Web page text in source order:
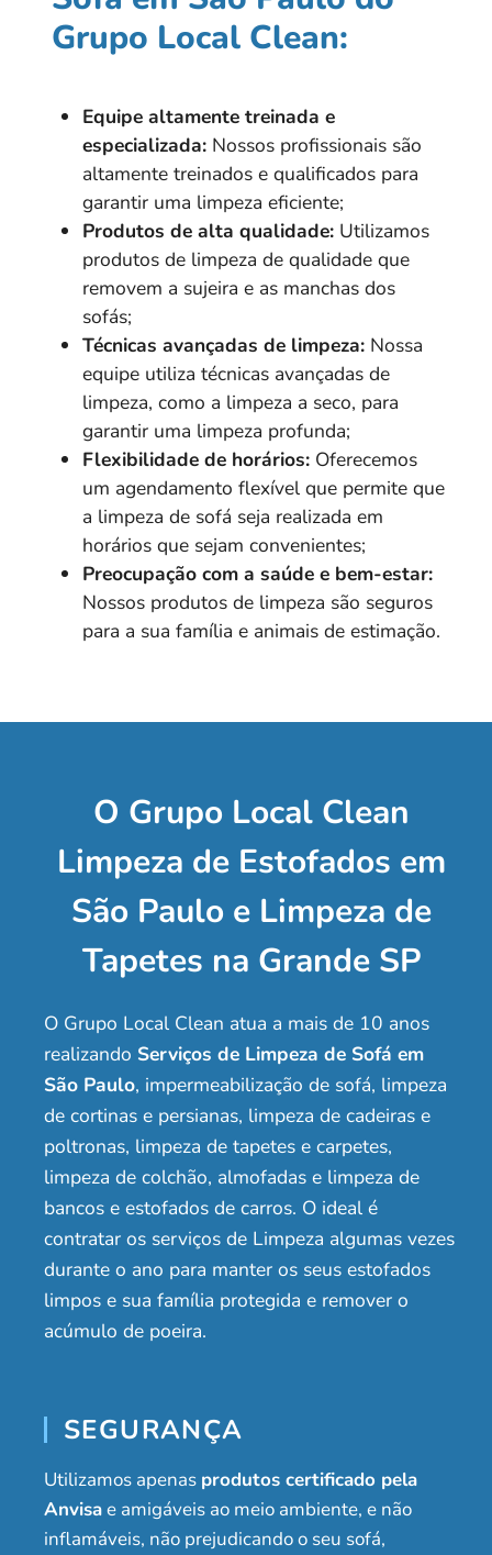
Grupo Local Clean:
Equipe altamente treinada e
especializada: Nossos profissionais são
altamente treinados e qualificados para
garantir uma limpeza eficiente;
Produtos de alta qualidade: Utilizamos
produtos de limpeza de qualidade que
removem a sujeira e as manchas dos
sofás;
Técnicas avançadas de limpeza: Nossa
equipe utiliza técnicas avançadas de
limpeza, como a limpeza a seco, para
garantir uma limpeza profunda;
Flexibilidade de horários: Oferecemos
um agendamento flexível que permite que
a limpeza de sofá seja realizada em
horários que sejam convenientes;
Preocupação com a saúde e bem-estar:
Nossos produtos de limpeza são seguros
para a sua família e animais de estimação.
O Grupo Local Clean
Limpeza de Estofados em
São Paulo e Limpeza de
Tapetes na Grande SP
O Grupo Local Clean atua a mais de 10 anos
realizando Serviços de Limpeza de Sofá em
São Paulo, impermeabilização de sofá, limpeza
de cortinas e persianas, limpeza de cadeiras e
poltronas, limpeza de tapetes e carpetes,
limpeza de colchão, almofadas e limpeza de
bancos e estofados de carros. O ideal é
contratar os serviços de Limpeza algumas vezes
durante o ano para manter os seus estofados
limpos e sua família protegida e remover o
acúmulo de poeira.
SEGURANÇA
Utilizamos apenas produtos certificado pela
Anvisae amigáveis ao meio ambiente, e não
inflamáveis, não prejudicando o seu sofá,